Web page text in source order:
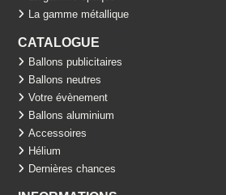
La gamme métallique
CATALOGUE
Ballons publicitaires
Ballons neutres
Votre évènement
Ballons aluminium
Accessoires
Hélium
Dernières chances